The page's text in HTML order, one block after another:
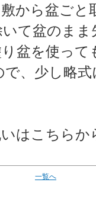
から盆ごと
て盆のま
盆を使っ
、少し略
はこちらか
一覧へ